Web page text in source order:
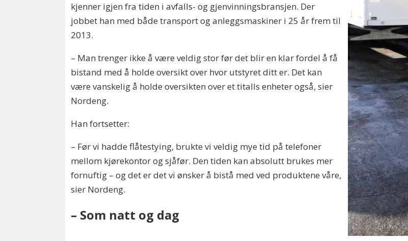
kjenner igjen fra tiden i avfalls- og gjenvinningsbransjen. Der
jobbet han med både transport og anleggsmaskiner i 25 år frem til
2013.
– Man trenger ikke å være veldig stor før det blir en klar fordel å få
bistand med å holde oversikt over hvor utstyret ditt er. Det kan
være vanskelig å holde oversikten over et titalls enheter også, sier
Nordeng.
Han fortsetter:
– Før vi hadde flåtestying, brukte vi veldig mye tid på telefoner
mellom kjørekontor og sjåfør. Den tiden kan absolutt brukes mer
fornuftig – og det er det vi ønsker å bistå med ved produktene våre,
sier Nordeng.
– Som natt og dag